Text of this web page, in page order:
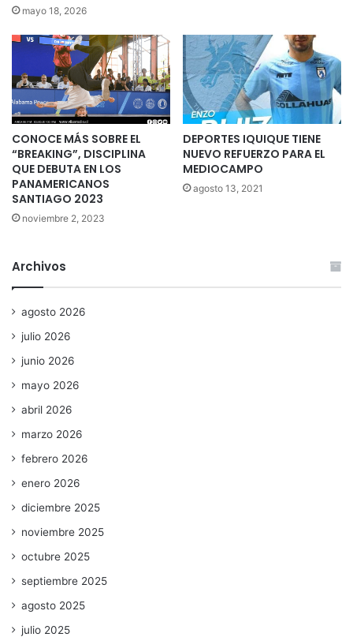
mayo 18, 2026
CONOCE MÁS SOBRE EL
“BREAKING”, DISCIPLINA
QUE DEBUTA EN LOS
PANAMERICANOS
SANTIAGO 2023
noviembre 2, 2023
DEPORTES IQUIQUE TIENE
NUEVO REFUERZO PARA EL
MEDIOCAMPO
agosto 13, 2021
Archivos
agosto 2026
julio 2026
junio 2026
mayo 2026
abril 2026
marzo 2026
febrero 2026
enero 2026
diciembre 2025
noviembre 2025
octubre 2025
septiembre 2025
agosto 2025
julio 2025